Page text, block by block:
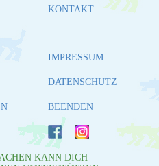
KONTAKT
IMPRESSUM
DATENSCHUTZ
BEENDEN
KANN DICH